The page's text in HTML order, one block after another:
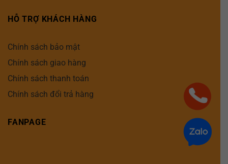
HỖ TRỢ KHÁCH HÀNG
Chính sách bảo mật
Chính sách giao hàng
Chính sách thanh toán
Chính sách đổi trả hàng
FANPAGE